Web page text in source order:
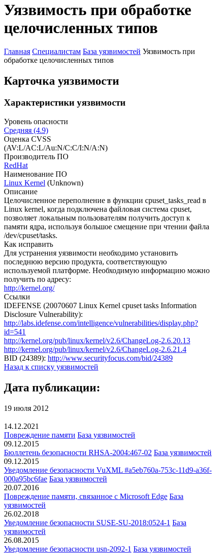
Уязвимость при обработке
целочисленных типов
Главная Специалистам База уязвимостей Уязвимость при
обработке целочисленных типов
Карточка уязвимости
Характеристики уязвимости
Уровень опасности
Средняя (4.9)
Оценка CVSS
(AV:L/AC:L/Au:N/C:C/I:N/A:N)
Производитель ПО
RedHat
Наименование ПО
Linux Kernel (Unknown)
Описание
Целочисленное переполнение в функции cpuset_tasks_read в
Linux kernel, когда подключена файловая система cpuset,
позволяет локальным пользователям получить доступ к
памяти ядра, используя большое смещение при чтении файла
/dev/cpuset/tasks.
Как исправить
Для устранения уязвимости необходимо установить
последнюю версию продукта, соответствующую
используемой платформе. Необходимую информацию можно
получить по адресу:
http://kernel.org/
Ссылки
IDEFENSE (20070607 Linux Kernel cpuset tasks Information
Disclosure Vulnerability):
http://labs.idefense.com/intelligence/vulnerabilities/display.php?
id=541
http://kernel.org/pub/linux/kernel/v2.6/ChangeLog-2.6.20.13
http://kernel.org/pub/linux/kernel/v2.6/ChangeLog-2.6.21.4
BID (24389): http://www.securityfocus.com/bid/24389
Назад к списку уязвимостей
Дата публикации:
19 июля 2012
14.12.2021
Повреждение памяти База уязвимостей
09.12.2015
Бюллетень безопасности RHSA-2004:467-02 База уязвимостей
09.12.2015
Уведомление безопасности VuXML #a5eb760a-753c-11d9-a36f-
000a95bc6fae База уязвимостей
20.07.2016
Повреждение памяти, связанное с Microsoft Edge База
уязвимостей
26.02.2018
Уведомление безопасности SUSE-SU-2018:0524-1 База
уязвимостей
26.08.2015
Уведомление безопасности usn-2092-1 База уязвимостей